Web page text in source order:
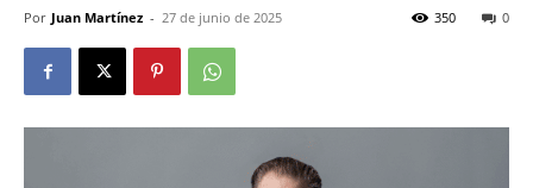
Por Juan Martínez - 27 de junio de 2025 0
350